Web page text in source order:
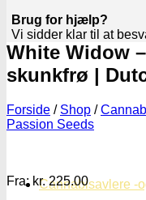
Cannabisavlere -
Brug for hjælp?
Vi sidder klar til at
White Widow
skunkfrø |
Forside / Shop /
Passion Seeds
Fra: kr.225.00